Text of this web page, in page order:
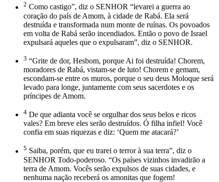
2 Como castigo”, diz o SENHOR “levarei a guerra ao
coração do país de Amom, à cidade de Rabá. Ela será
destruída e transformada num monte de ruínas. Os povoados
em volta de Rabá serão incendiados. Então o povo de Israel
expulsará aqueles que o expulsaram”, diz o SENHOR.
3 “Grite de dor, Hesbom, porque Ai foi destruída! Chorem,
moradores de Rabá, vistam-se de luto! Chorem e gemam,
escondam-se entre os muros, porque o seu deus Moloque será
levado para longe, juntamente com seus sacerdotes e os
príncipes de Amom.
4 De que adianta você se orgulhar dos seus belos e ricos
vales? Em breve eles serão destruídos. Ó filha infiel! Você
confia em suas riquezas e diz: ‘Quem me atacará?’
5 Saiba, porém, que eu trarei o terror à sua terra”, diz o
SENHOR Todo-poderoso. “Os países vizinhos invadirão a
terra de Amom. Vocês serão expulsos de suas cidades, e
nenhuma nação receberá os amonitas que fogem!